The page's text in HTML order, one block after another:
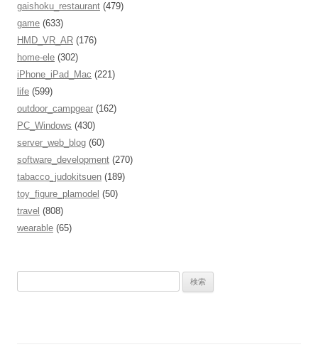
gaishoku_restaurant (479)
game (633)
HMD_VR_AR (176)
home-ele (302)
iPhone_iPad_Mac (221)
life (599)
outdoor_campgear (162)
PC_Windows (430)
server_web_blog (60)
software_development (270)
tabacco_judokitsuen (189)
toy_figure_plamodel (50)
travel (808)
wearable (65)